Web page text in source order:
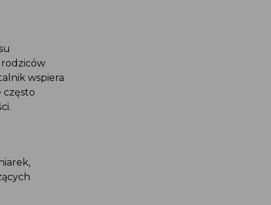
rodziców
wspiera
często